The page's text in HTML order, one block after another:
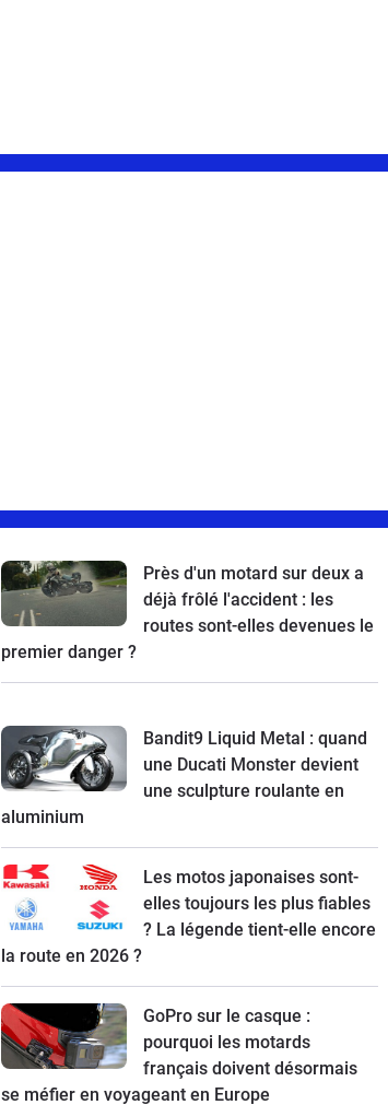
Près d'un motard sur deux a
déjà frôlé l'accident : les
routes sont-elles devenues le
premier danger ?
Bandit9 Liquid Metal : quand
une Ducati Monster devient
une sculpture roulante en
aluminium
Les motos japonaises sont-
elles toujours les plus fiables
? La légende tient-elle encore
la route en 2026 ?
GoPro sur le casque :
pourquoi les motards
français doivent désormais
se méfier en voyageant en Europe